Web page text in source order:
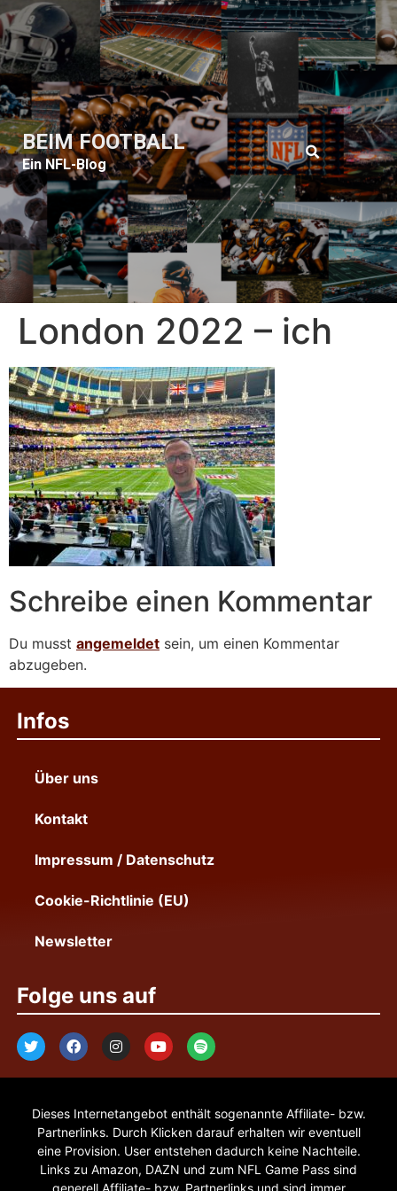
BEIM FOOTBALL
Ein NFL-Blog
London 2022 – ich
Schreibe einen Kommentar
Du musst angemeldet sein, um einen Kommentar
abzugeben.
Infos
Über uns
Kontakt
Impressum / Datenschutz
Cookie-Richtlinie (EU)
Newsletter
Folge uns auf
Dieses Internetangebot enthält sogenannte Affiliate- bzw.
Partnerlinks. Durch Klicken darauf erhalten wir eventuell
eine Provision. User entstehen dadurch keine Nachteile.
Links zu Amazon, DAZN und zum NFL Game Pass sind
generell Affiliate- bzw. Partnerlinks und sind immer